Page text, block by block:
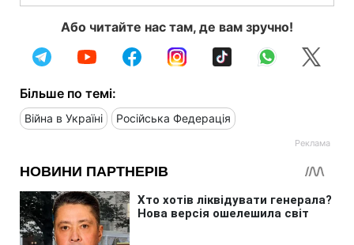
Або читайте нас там, де вам зручно!
Більше по темі:
Війна в Україні Російська Федерація